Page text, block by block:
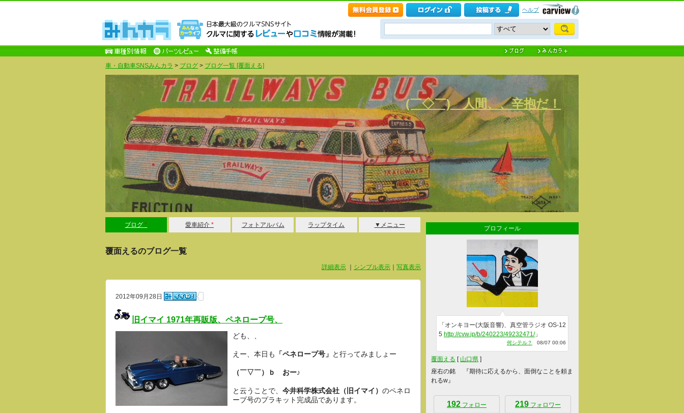
ヘルプ
車・自動車SNSみんカラ > ブログ > ブログ一覧 [覆面える]
(￣◇￣) 人間、、辛抱だ！
ブログ * 愛車紹介 * フォトアルバム ラップタイム ▼メニュー
覆面えるのブログ一覧
詳細表示 シンプル表示 写真表示
2012年09月28日
旧イマイ 1971年再販版、ペネロープ号、
ども、、
えー、本日も 「ペネロープ号」 と行ってみましょー
（￣▽￣）ｂ おー♪
と云うことで、 今井科学株式会社（旧イマイ） のペネロ
ープ号のプラキット完成品であります。
プロフィール
「オンキヨー(大阪音響)、真空管ラジオ OS-12
5 http://cvw.jp/b/240223/49232471/」
何シテル？ 08/07 00:06
覆面える [ 山口県 ]
座右の銘 『期待に応えるから、面倒なことを頼ま
れるw』
192 フォロー 219 フォロワー